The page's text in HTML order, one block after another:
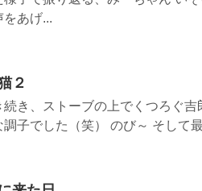
をあげ...
２
続き、ストーブの上でくつろぐ
調子でした（笑） のび～ そして